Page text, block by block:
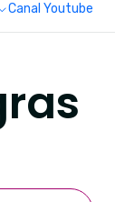
Canal Youtube